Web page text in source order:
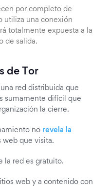
por completo de
utiliza una conexión
totalmente expuesta a la
de salida.
de Tor
red distribuida que
sumamente difícil que
la cierre.
no revela la
web que visita.
la red es gratuito.
web y a contenido con